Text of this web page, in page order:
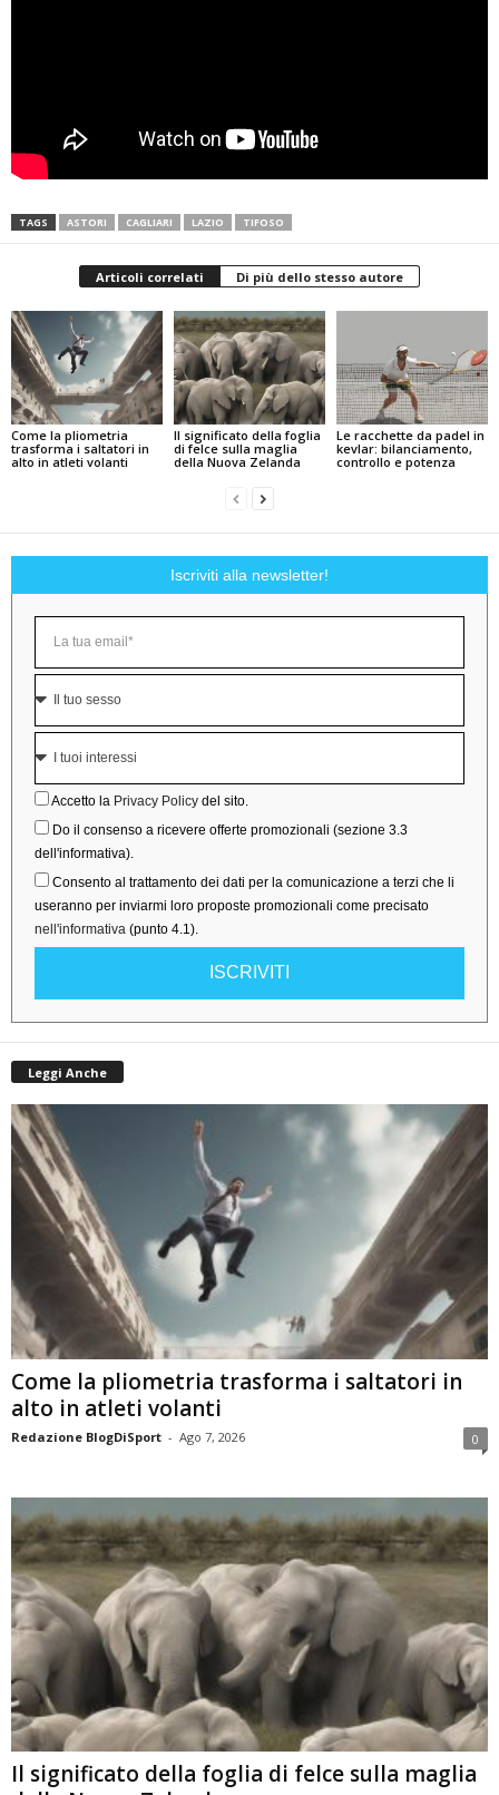
TAGS ASTORI CAGLIARI LAZIO TIFOSO
Articoli correlati Di più dello stesso autore
Come la pliometria
trasforma i saltatori in
alto in atleti volanti
Il significato della foglia
di felce sulla maglia
della Nuova Zelanda
Le racchette da padel in
kevlar: bilanciamento,
controllo e potenza
Iscriviti alla newsletter!
Accetto la Privacy Policy del sito.
Do il consenso a ricevere offerte promozionali (sezione 3.3
dell'informativa).
Consento al trattamento dei dati per la comunicazione a terzi che li
useranno per inviarmi loro proposte promozionali come precisato
nell'informativa (punto 4.1).
ISCRIVITI
Leggi Anche
Come la pliometria trasforma i saltatori in
alto in atleti volanti
Redazione BlogDiSport - Ago 7, 2026 0
Il significato della foglia di felce sulla maglia